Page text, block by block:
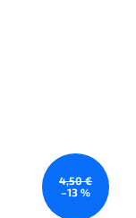
4,50 €
–13 %